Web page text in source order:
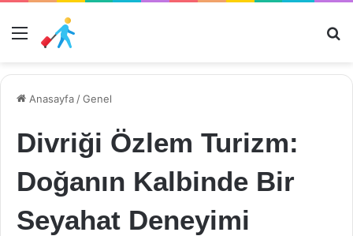
Menü
Anasayfa /Genel
Divriği Özlem Turizm:
Doğanın Kalbinde Bir
Seyahat Deneyimi